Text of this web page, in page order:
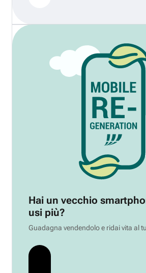
Hai un vecchio
usi più?
Guadagna vendendolo e ridai vita al